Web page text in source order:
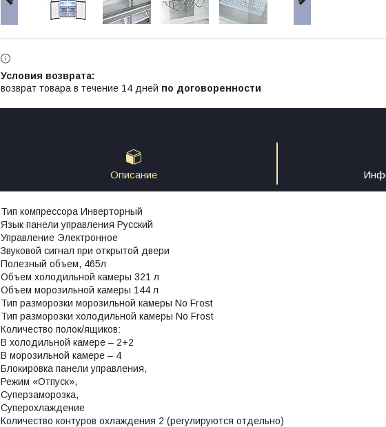
возврат товара в течение 14 дней по договоренности
Описание
Тип компрессора Инверторный
Язык панели управления Русский
Управление Электронное
Звуковой сигнал при открытой двери
Полезный объем, 465л
Объем холодильной камеры 321 л
Объем морозильной камеры 144 л
Тип разморозки морозильной камеры No Frost
Тип разморозки холодильной камеры No Frost
Количество полок/ящиков:
В холодильной камере – 2+2
В морозильной камере – 4
Блокировка панели управления,
Режим «Отпуск»,
Суперзаморозка,
Суперохлаждение
Количество контуров охлаждения 2 (регулируются отдельно)